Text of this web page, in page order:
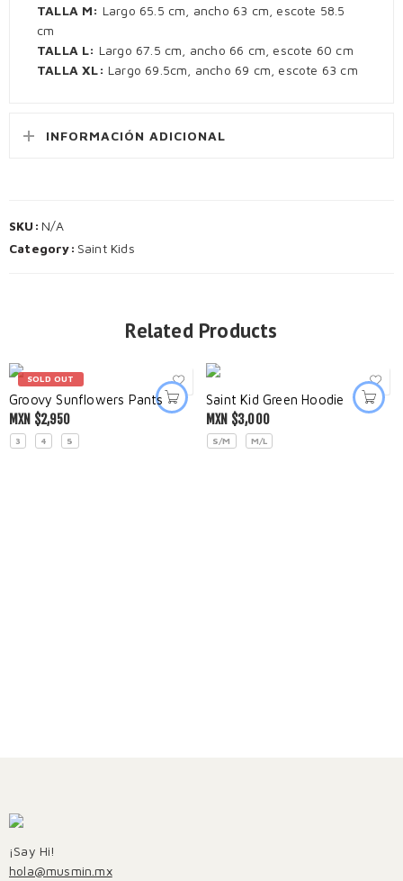
TALLA M: Largo 65.5 cm, ancho 63 cm, escote 58.5
cm
TALLA L: Largo 67.5 cm, ancho 66 cm, escote 60 cm
TALLA XL: Largo 69.5cm, ancho 69 cm, escote 63 cm
INFORMACIÓN ADICIONAL
SKU: N/A
Category: Saint Kids
Related Products
SOLD OUT
Groovy Sunflowers Pants
MXN $2,950
3 4 5
Saint Kid Green Hoodie
MXN $3,000
S/M M/L
¡Say Hi!
hola@musmin.mx